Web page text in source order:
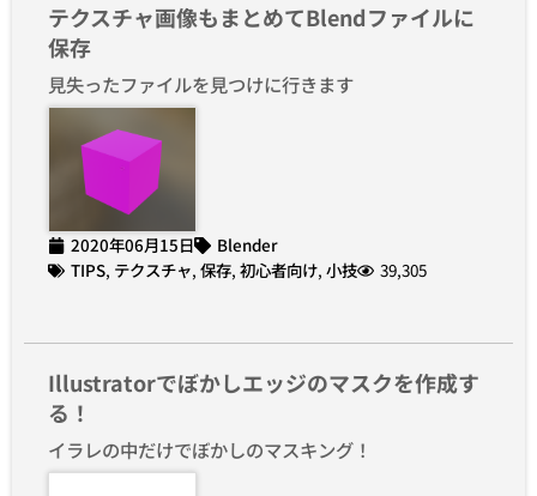
テクスチャ画像もまとめてBlendファイルに
保存
見失ったファイルを見つけに行きます
2020年06月15日
Blender
TIPS, テクスチャ, 保存, 初心者向け, 小技 39,305
Illustratorでぼかしエッジのマスクを作成す
る！
イラレの中だけでぼかしのマスキング！